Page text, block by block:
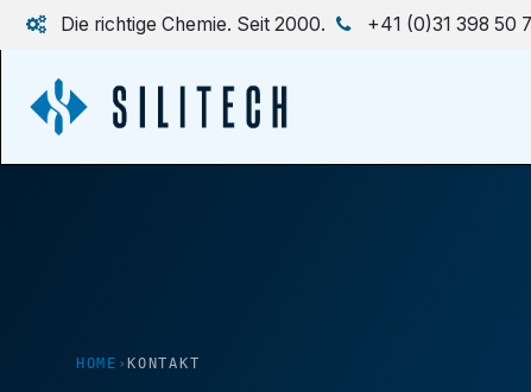
Zum Inhalt springen
Die richtige Chemie. Seit 2000. +41 (0)31 398 50
HOME › KONTAKT